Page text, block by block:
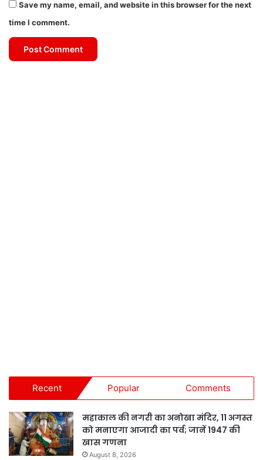
Save my name, email, and website in this browser for the next
time I comment.
Recent Popular Comments
महाकाल की नगरी का अनोखा मंदिर, 11 अगस्त
को मनाएगा आजादी का पर्व; जानें 1947 की
खास गणना
August 8, 2026